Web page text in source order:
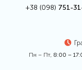
+38 (098) 751-
Пн – Пт, 8:00 –